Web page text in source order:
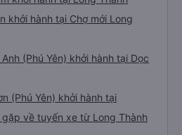
khởi hành tại Chợ mới Long
(Phú Yên) khởi hành tại Dọc
(Phú Yên) khởi hành tại
về tuyến xe từ Long Thành